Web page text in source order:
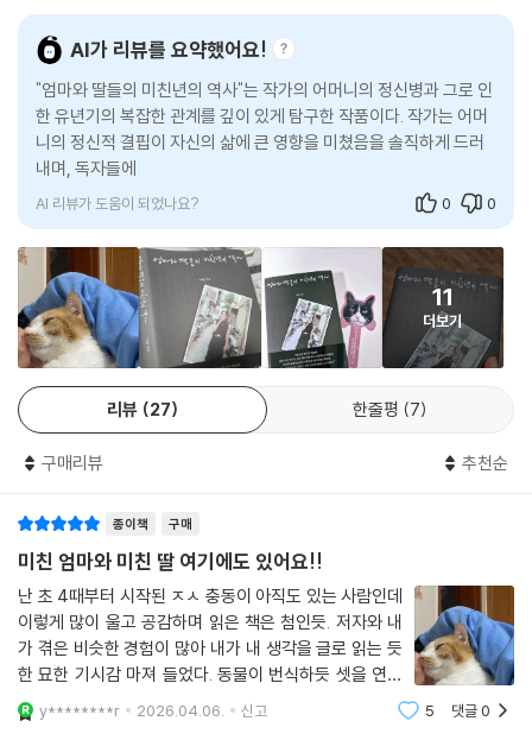
가족이 필요하다’며 울었다. 언니가 필요로 했던 가족은 아마 건강한 가족
이었겠지만, 우리가 가진 가족은 너무 허약했고 결핍투성이였다. 언니는
‘자살’이라기보다 힘이 다 빠져 죽은 것이라고 생각한다. 그런 죽음은 뭐라
고 부를까. 소진사(消盡死)? 가끔 그렇게 가진 힘을 다 소진하고 죽는 사
람들의 소식을 듣는다. 평생 남을 위해 살던 사람들.
깊은 사랑과 냉철한 이성과 오래된 우울감이 함께 존재하는 것을 느낀다.
그리고 이 모든 걸 언니에게 말하고 싶다. 사랑받지 못해서, 사랑을 모른다
고 서로 말하던 우리 두 자매였는데. 언니가 떠난 뒤에 나는 강렬하게 원하
는 것이 생겼음을, 그래서 무척 아프고 괴롭지만 굉장한 것을 배우고 있음
을 언니에게 꼭 말하고 싶다. 이렇게 글을 쓰는 것으로 어쩐지 언니에게 전
해질 거라고 느낀다.
--- 「나의 사랑과 죽음 일기」 중에서
니 역시 가족을 끝끝내 놓지 못하고 돌보느라 자신을 전부 소진한다.
어떤 여자들은 왜 대를 이어 미친년으로 자라나는 걸까? 어쩌면 미칠 수밖
에 없는 게 아니었을까? 전쟁으로 가족을 잃은 슬픔, 대를 이을 장손을 찾
아 양손을 들이는 과정에서 생긴 갈등, 남아선호사상으로 인한 차별 등 많
은 사람이 가족 안에서 상처를 받지만, 그 이야기를 꺼내지 못한 채 살아간
다. 침묵 속에서 상처는 곪고, 커지며 대물림된다. 이랑은 자신의 뿌리와 역
사를 똑바로 살피고, 드러내기로 한다. 누군가를 비난하기 위해서가 아니
라, 왜 그런 일이 일어났는지 이해하기 위해서다. 그리고 그 역사가 자신 안
에서 여전히 이어지고 있다는 사실을 마주하기 위해서.
그런 의미에서 이 책은 한 가족의 사적인 이야기이지만, 단순한 가족 이야
기에 머물지 않는다. 자신을 이해하려는 노력이자 침묵 속에 남겨진 여성
들의 역사를 기록하려는 시도이기도 하다.
가부장제와 남아선호사상에 물든 대가족 집안에서 태어난 우리 엄마 김경
이 될 수밖에 없었던 그 잔혹한 굴레 속에서 나 또한 미친년으로 자라났다.
만 나뿐 아니라 엄마의 미친년 역사도 무척 소중하기에 세상에 널리 알리
고 싶다.
_‘엄마와 딸들의 미친년의 역사’ 중에서
『엄마와 딸들의 미친년의 역사』는 원래 ‘한국에서는 낼 수 없는 책’이었다.
너무나도 내밀한 가족사가 담긴 탓이었다. 실제로 이 책은 일본과 대만에
삶은 우리에게 슬픔과 고통을 준다. 그 대가로 ‘진짜 삶’을 준다. 그러나 그
냥 주어지는 것은 아니고 그전에 우리가 해야 할 일이 있다. 경험을 진실하
게 말하는 위험을 무릅쓰기. 이 은밀하고 솔직한, 투명하고 짙은 책이 해낸
일이 바로 그 일이다. 사랑하는 사람을 잃어본 적 있는 사람이, 사랑 때문에
가슴 찢어진 채 살고 있는 사람이 이 책을 읽었으면 좋겠다. 이랑은 가장 외
롭고 고통스러운 이야기에도 사랑의 자리를 남겨놓았다. 이것이 혼잣말이
되었고 인사말이 되었고 노래가 되었고 글이 되었다.
- 정혜윤 (작가, 라디오 피디)
책 속에는 고통과 상실이 가득한데, 왜 전해져오는 건 책장을 넘기는 손끝
을 뜨겁게 하는 사랑일까.
이 책은 사람을 살릴 거야, 생각했다.
이랑 작가가 건넨 사랑이 많은 이에게 닿기를.
위로가 되고 힘을 주다가 어떤 이에게 닿아 잃어버릴 뻔한 삶을 쥐고 다시
걸어가게 하기를.
AI가 리뷰를 요약했어요!
"엄마와 딸들의 미친년의 역사"는 작가의 어머니의 정신병과 그로 인
한 유년기의 복잡한 관계를 깊이 있게 탐구한 작품이다. 작가는 어머
니의 정신적 결핍이 자신의 삶에 큰 영향을 미쳤음을 솔직하게 드러
내며, 독자들에게 감동과 위로를 전한다. 이 책은 아동 학대와 방임을
AI 리뷰가 도움이 되었나요? 0 0
11
더보기
리뷰 27 한줄평 7
구매리뷰 추천순
종이책 구매
미친 엄마와 미친 딸 여기에도 있어요!!
난 초 4때부터 시작된 ㅈㅅ 충동이 아직도 있는 사람인데
이렇게 많이 울고 공감하며 읽은 책은 첨인듯. 저자와 내
가 겪은 비슷한 경험이 많아 내가 내 생각을 글로 읽는 듯
한 묘한 기시감 마져 들었다. 동물이 번식하듯 셋을 연년
생으로 낳은 엄마라는 존재는 중간에 낳은 아들에게만 병
적으로 집착하고 죽을줄 알았는데/죽기를 바랬는데 독하
y********r 2026.04.06. 신고 5 댓글0